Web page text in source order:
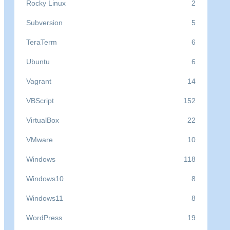
Rocky Linux 2
Subversion 5
TeraTerm 6
Ubuntu 6
Vagrant 14
VBScript 152
VirtualBox 22
VMware 10
Windows 118
Windows10 8
Windows11 8
WordPress 19